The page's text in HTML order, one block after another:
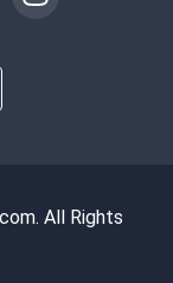
All Rights